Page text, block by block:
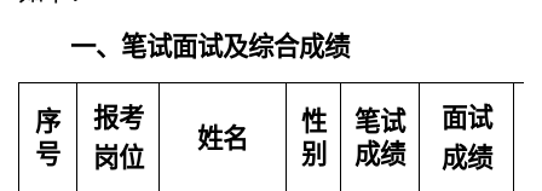
一、笔试面试及综合成绩
序
号
报考
岗位
姓名
性
别
笔试
成绩
面试
成绩